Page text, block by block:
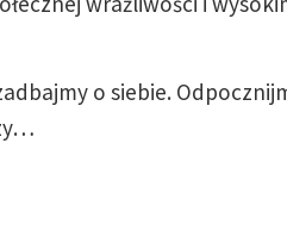
o siebie.